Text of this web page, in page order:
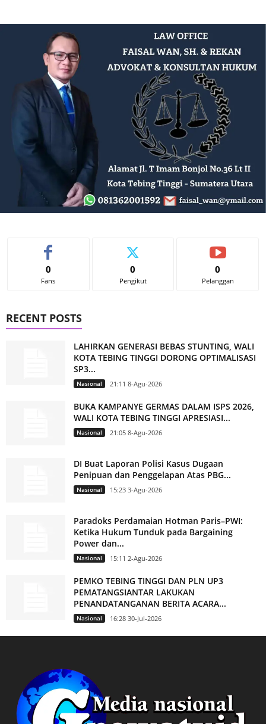
0
Fans
0
Pengikut
0
Pelanggan
RECENT POSTS
LAHIRKAN GENERASI BEBAS STUNTING, WALI
KOTA TEBING TINGGI DORONG OPTIMALISASI
SP3...
Nasional 21:11 8-Agu-2026
BUKA KAMPANYE GERMAS DALAM ISPS 2026,
WALI KOTA TEBING TINGGI APRESIASI...
Nasional 21:05 8-Agu-2026
DI Buat Laporan Polisi Kasus Dugaan
Penipuan dan Penggelapan Atas PBG...
Nasional 15:23 3-Agu-2026
Paradoks Perdamaian Hotman Paris–PWI:
Ketika Hukum Tunduk pada Bargaining
Power dan...
Nasional 15:11 2-Agu-2026
PEMKO TEBING TINGGI DAN PLN UP3
PEMATANGSIANTAR LAKUKAN
PENANDATANGANAN BERITA ACARA...
Nasional 16:28 30-Jul-2026